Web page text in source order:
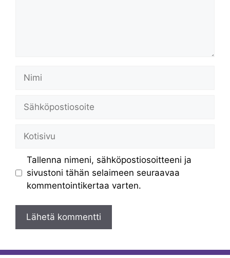
Tallenna nimeni, sähköpostiosoitteeni ja
sivustoni tähän selaimeen seuraavaa
kommentointikertaa varten.